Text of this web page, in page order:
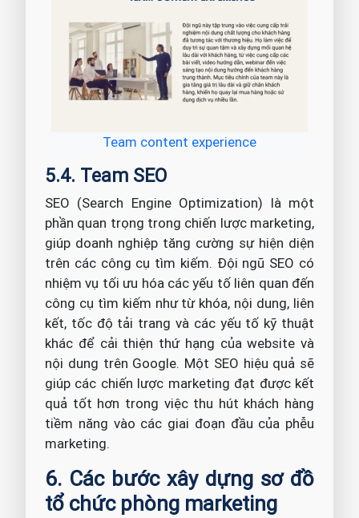
Team content experience
5.4. Team SEO
SEO (Search Engine Optimization) là một
phần quan trọng trong chiến lược marketing,
giúp doanh nghiệp tăng cường sự hiện diện
trên các công cụ tìm kiếm. Đội ngũ SEO có
nhiệm vụ tối ưu hóa các yếu tố liên quan đến
công cụ tìm kiếm như từ khóa, nội dung, liên
kết, tốc độ tải trang và các yếu tố kỹ thuật
khác để cải thiện thứ hạng của website và
nội dung trên Google. Một SEO hiệu quả sẽ
giúp các chiến lược marketing đạt được kết
quả tốt hơn trong việc thu hút khách hàng
tiềm năng vào các giai đoạn đầu của phễu
marketing.
6. Các bước xây dựng sơ đồ
tổ chức phòng marketing